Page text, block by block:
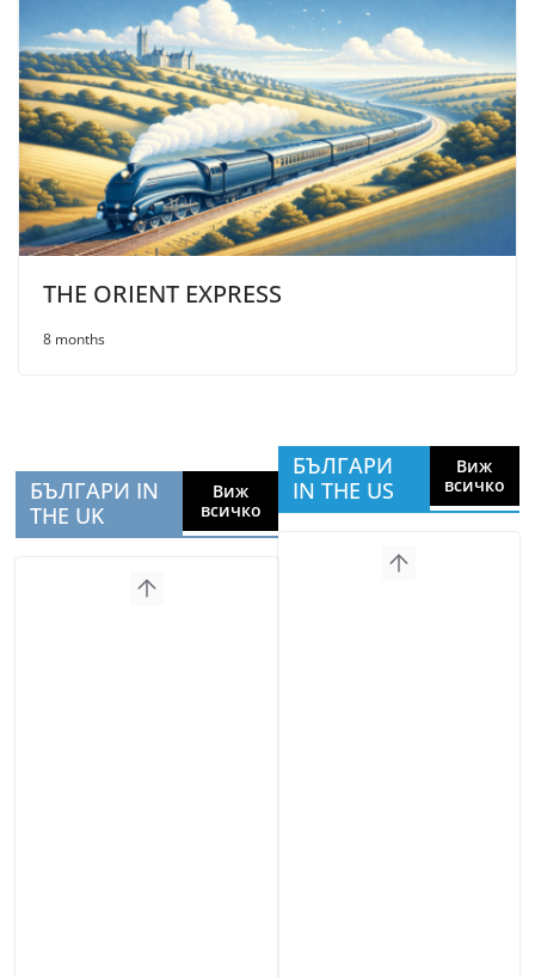
THE ORIENT EXPRESS
8 months
БЪЛГАРИ IN
THE UK
Виж
всичко
БЪЛГАРИ
IN THE US
Виж
всичко